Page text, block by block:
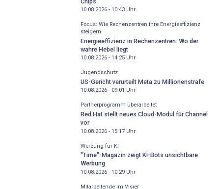
10.08.2026 - 10:43Uhr
Focus: Wie Rechenzentren ihre Energieeffizienz
steigern
Energieeffizienz in Rechenzentren: Wo der
wahre Hebel liegt
10.08.2026 - 14:25Uhr
Jugendschutz
US-Gericht verurteilt Meta zu Millionenstrafe
10.08.2026 - 09:01 Uhr
Partnerprogramm überarbeitet
Red Hat stellt neues Cloud-Modul für Channel
vor
10.08.2026 - 15:17Uhr
Werbung für KI
"Time"-Magazin zeigt KI-Bots unsichtbare
Werbung
10.08.2026 - 10:29Uhr
Mitarbeitende im Visier